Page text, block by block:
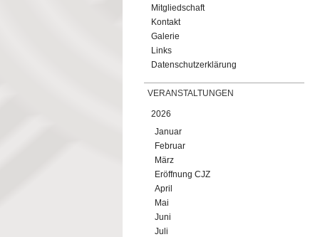
Mitgliedschaft
Kontakt
Galerie
Links
Datenschutzerklärung
VERANSTALTUNGEN
2026
Januar
Februar
März
Eröffnung CJZ
April
Mai
Juni
Juli